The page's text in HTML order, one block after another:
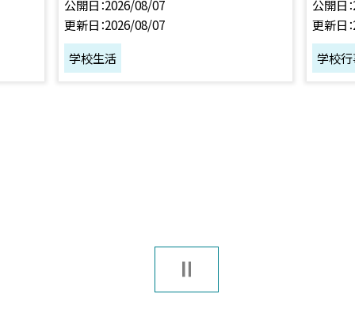
公開日 2026/08/07
更新日 2026/08/07
学校生活
公開日
更新日
学校